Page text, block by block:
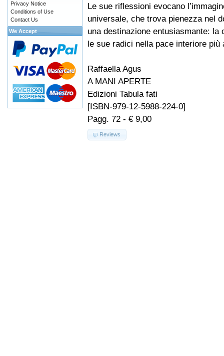
Le sue riflessioni evocano
universale, che trova pienezza nel
una destinazione entusiasmante:
le sue radici nella pace interiore più
Raffaella Agus
A MANI APERTE
Edizioni Tabula fati
[ISBN-979-12-5988-224-0]
Pagg. 72 - € 9,00
Reviews
Privacy Notice
Conditions of Use
Contact Us
We Accept